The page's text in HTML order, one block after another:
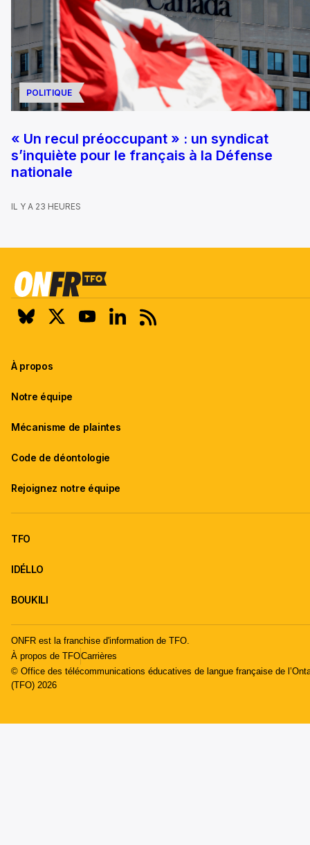
POLITIQUE
« Un recul préoccupant » : un syndicat
s’inquiète pour le français à la Défense
nationale
IL Y A 23 HEURES
À propos
Notre équipe
Mécanisme de plaintes
Code de déontologie
Rejoignez notre équipe
TFO
IDÉLLO
BOUKILI
ONFR est la franchise d'information de TFO.
À propos de TFOCarrières
© Office des télécommunications éducatives de langue française de
(TFO) 2026